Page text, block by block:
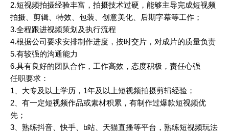
2.短视频拍摄经验丰富，拍摄技术过硬，能够主导完成短视频
拍摄、剪辑、特效、包装、创意美化、后期字幕等工作；
3.全程跟进视频策划及执行流程
4.根据公司要求安排制作进度，按时交片，对成片的质量负责
5.有较强的沟通能力
6.具有良好的团队合作，工作高效，态度积极，责任心强
任职要求：
1、大专及以上学历，1年及以上短视频拍摄剪辑经验；
2、有一定短视频作品或素材积累，有制作过爆款短视频优
先；
3、熟练抖音、快手、b站、天猫直播等平台，熟练短视频玩法